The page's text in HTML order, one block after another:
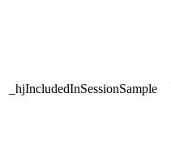
_hjIncludedInSessionSample